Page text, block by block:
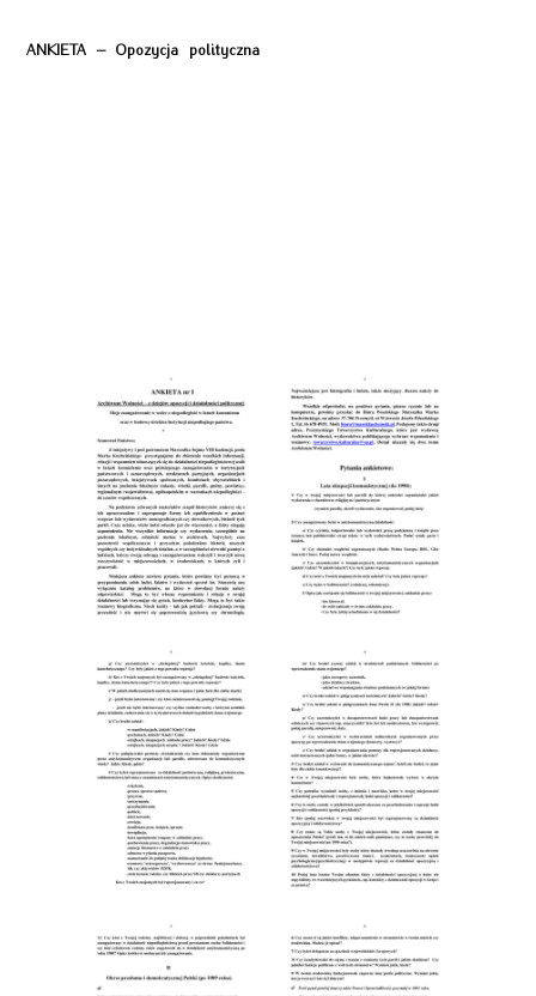
ANKIETA – Opozycja polityczna